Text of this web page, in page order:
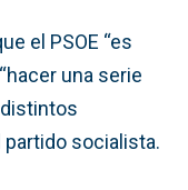
el PSOE “es
una serie
socialista.